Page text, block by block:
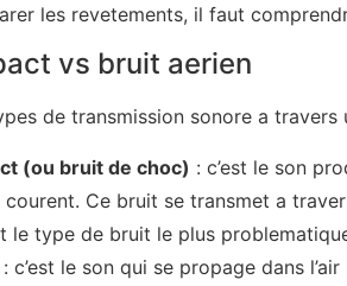
les revetements, il faut
vs bruit aerien
de transmission sonore a travers
(ou bruit de choc) : c’est le son
courent. Ce bruit se transmet a
le type de bruit le plus
: c’est le son qui se propage dans